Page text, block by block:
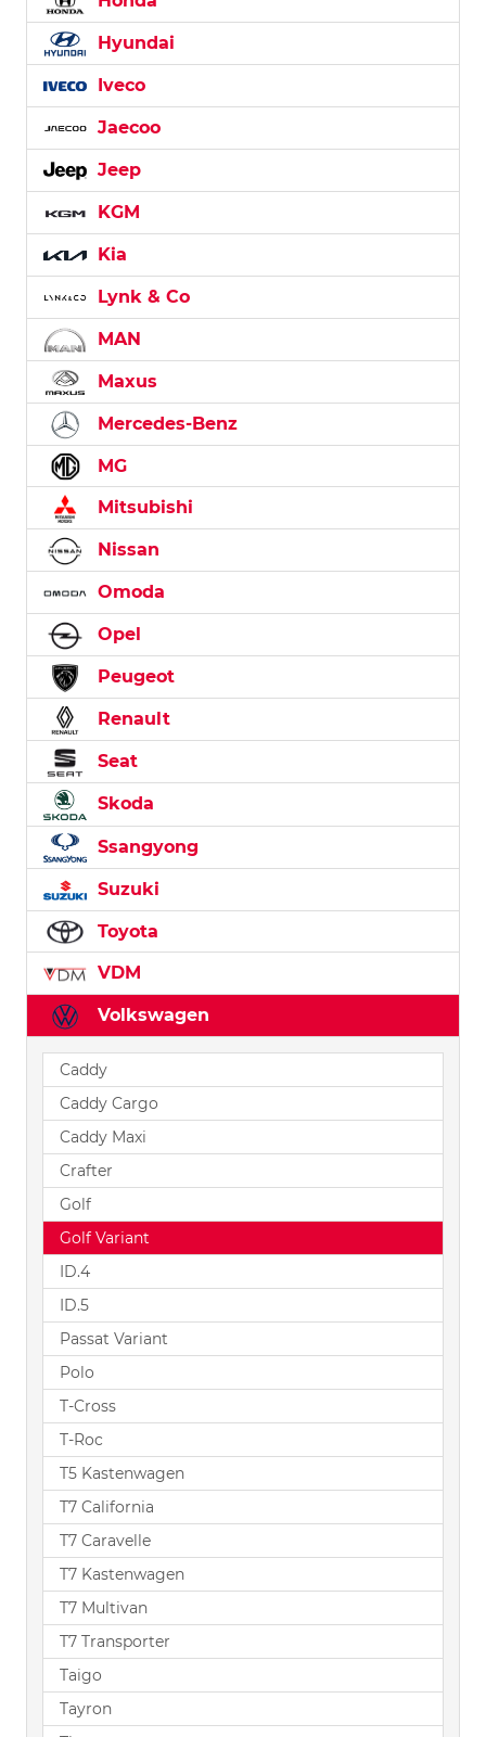
Hyundai
Iveco
Jaecoo
Jeep
KGM
Kia
Lynk & Co
MAN
Maxus
Mercedes-Benz
MG
Mitsubishi
Nissan
Omoda
Opel
Peugeot
Renault
Seat
Skoda
Ssangyong
Suzuki
Toyota
VDM
Volkswagen
Caddy
Caddy Cargo
Caddy Maxi
Crafter
Golf
Golf Variant
ID.4
ID.5
Passat Variant
Polo
T-Cross
T-Roc
T5 Kastenwagen
T7 California
T7 Caravelle
T7 Kastenwagen
T7 Multivan
T7 Transporter
Taigo
Tayron